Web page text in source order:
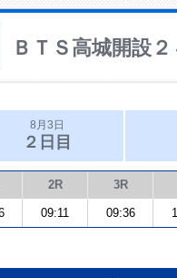
ＢＴＳ高城開設
8月3日
２日目
2R 3R
09:11 09:36